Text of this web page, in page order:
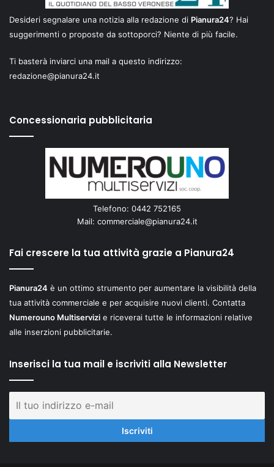
Desideri segnalare una notizia alla redazione di Pianura24? Hai
suggerimenti o proposte da sottoporci? Niente di più facile.
Ti basterà inviarci una mail a questo indirizzo:
redazione@pianura24.it
Concessionaria pubblicitaria
Telefono: 0442 752165
Mail: commerciale@pianura24.it
Fai crescere la tua attività grazie a Pianura24
Pianura24 è un ottimo strumento per aumentare la visibilità della
tua attività commerciale e per acquisire nuovi clienti. Contatta
Numerouno Multiservizi e riceverai tutte le informazioni relative
alle inserzioni pubblicitarie.
Inserisci la tua mail e iscriviti alla Newsletter